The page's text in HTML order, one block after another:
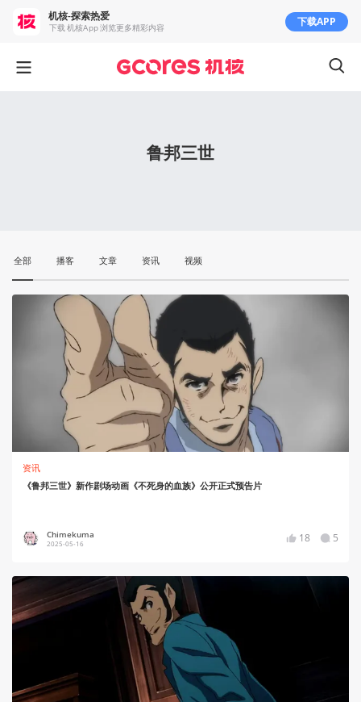
鲁邦三世
全部 播客 文章 资讯 视频
资讯
《鲁邦三世》新作剧场动画《不死身的血族》公开正式预告片
Chimekuma
2025-05-16 18 5
机核-探索热爱
下载 机核App 浏览更多精彩内容 下载APP